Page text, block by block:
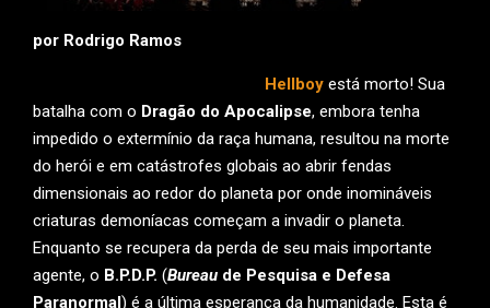
por Rodrigo Ramos
Hellboy está morto! Sua
batalha com o Dragão do Apocalipse, embora tenha
impedido o extermínio da raça humana, resultou na morte
do herói e em catástrofes globais ao abrir fendas
dimensionais ao redor do planeta por onde inomináveis
criaturas demoníacas começam a invadir o planeta.
Enquanto se recupera da perda de seu mais importante
agente, o B.P.D.P. (Bureau de Pesquisa e Defesa
Paranormal ) é a última esperança da humanidade. Esta é